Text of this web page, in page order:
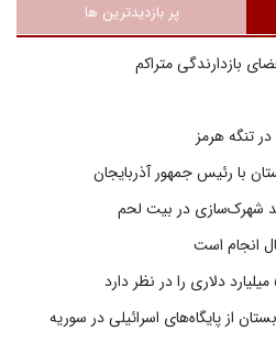
پر بازدیدترین ها
بازدارندگی متراکم
تنگه هرمز
با رئیس جمهور آذربایجان
شهرک‌سازی در بیت‌ لحم
انجام است
از پایگاه‌های اسرائیلی در سوریه